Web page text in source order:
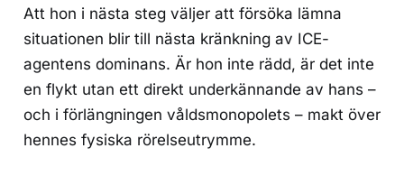
Att hon i nästa steg väljer att försöka lämna
situationen blir till nästa kränkning av ICE-
agentens dominans. Är hon inte rädd, är det inte
en flykt utan ett direkt underkännande av hans –
och i förlängningen våldsmonopolets – makt över
hennes fysiska rörelseutrymme.